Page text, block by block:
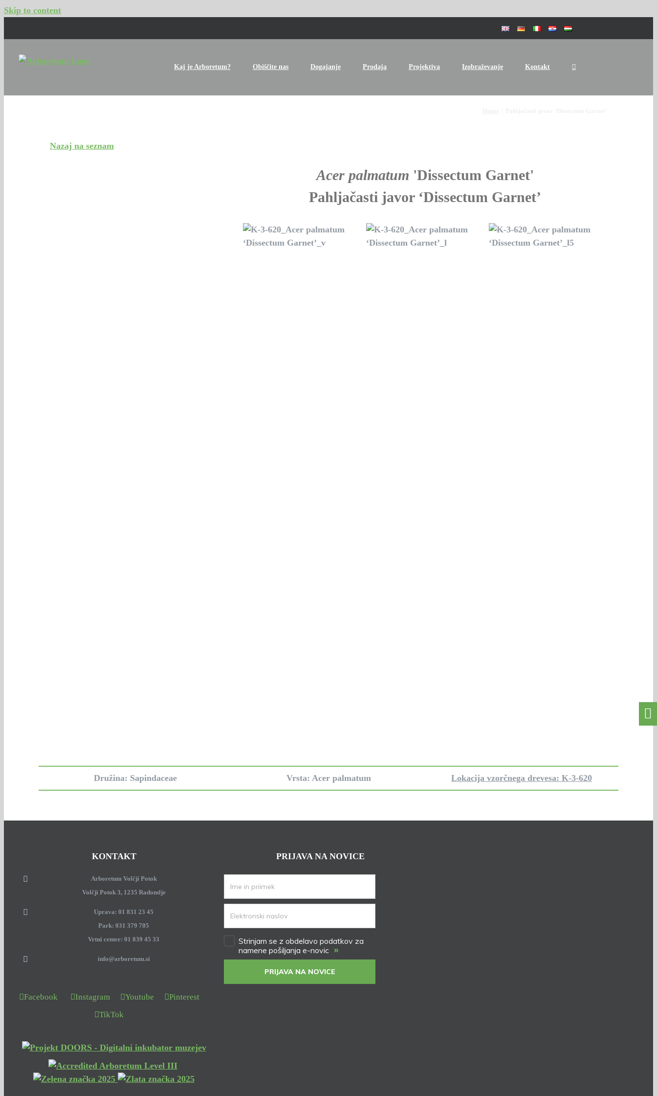
Skip to content
Kaj je Arboretum? Obiščite nas Dogajanje Prodaja Projektiva Izobraževanje Kontakt
Nazaj na seznam
Acer palmatum 'Dissectum Garnet'
Pahljačasti javor ‘Dissectum Garnet’
Družina: Sapindaceae Vrsta: Acer palmatum Lokacija vzorčnega drevesa: K-3-620
KONTAKT
Arboretum Volčji Potok
Volčji Potok 3, 1235 Radomlje
Uprava: 01 831 23 45
Park: 031 379 705
Vrtni center: 01 839 45 33
info@arboretum.si
PRIJAVA NA NOVICE
Strinjam se z obdelavo podatkov za
namene pošiljanja e-novic »
PRIJAVA NA NOVICE
Facebook Instagram Youtube
Pinterest
TikTok